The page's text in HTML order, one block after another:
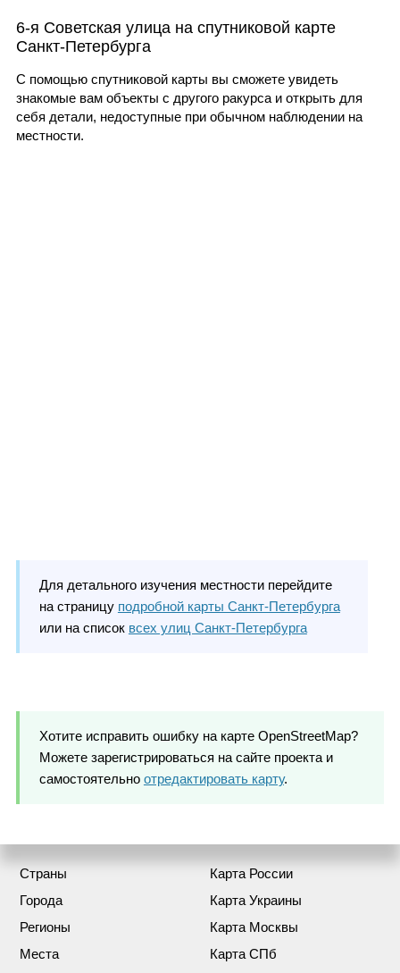
6-я Советская улица на спутниковой карте
Санкт-Петербурга
С помощью спутниковой карты вы сможете увидеть
знакомые вам объекты с другого ракурса и открыть для
себя детали, недоступные при обычном наблюдении на
местности.
Для детального изучения местности перейдите
на страницу подробной карты Санкт-Петербурга
или на список всех улиц Санкт-Петербурга
Хотите исправить ошибку на карте OpenStreetMap?
Можете зарегистрироваться на сайте проекта и
самостоятельно отредактировать карту.
Страны
Города
Регионы
Места
Карта России
Карта Украины
Карта Москвы
Карта СПб